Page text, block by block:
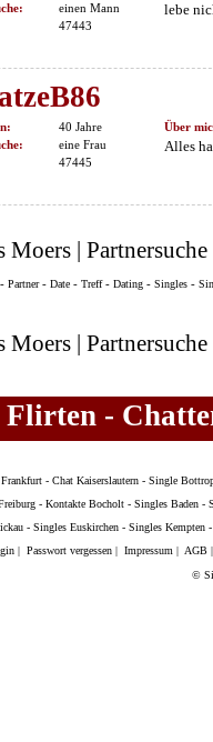
einen Mann
47443
lebe
40 Jahre
eine Frau
47445
Über
Alles
Moers |
- Partner- Date - Treff- Dating - Singles -
Moers |
Flirten -
-Chat Kaiserslautern -Single
-Kontakte Bocholt -Singles Baden -
-Singles Euskirchen -Singles Kempten
|Passwort vergessen |Impressum | AGB
©